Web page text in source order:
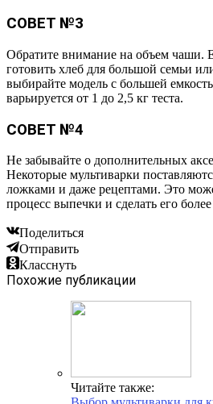
СОВЕТ №3
Обратите внимание на объем чаши.
готовить хлеб для большой семьи
выбирайте модель с большей
варьируется от 1 до 2,5 кг теста.
СОВЕТ №4
Не забывайте о дополнительных
Некоторые мультиварки
ложками и даже рецептами. Это
процесс выпечки и сделать его
Поделиться
Отправить
Класснуть
Похожие публикации
Читайте также: